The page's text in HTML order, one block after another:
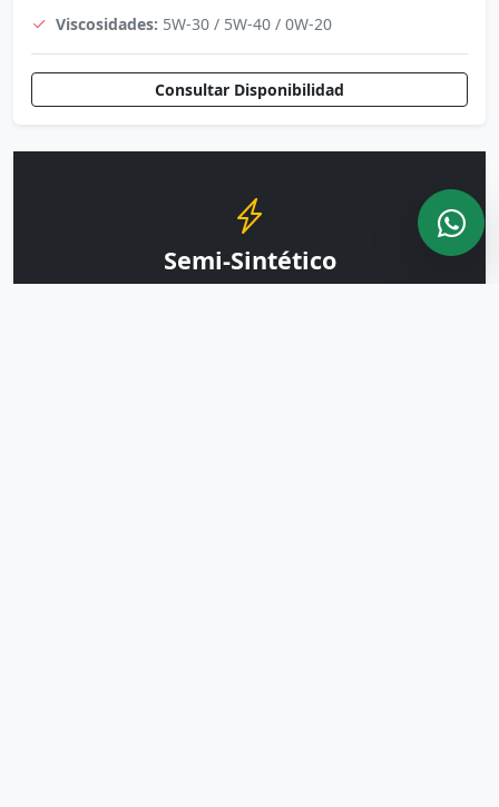
Viscosidades: 5W-30 / 5W-40 / 0W-20
Consultar Disponibilidad
Semi-Sintético